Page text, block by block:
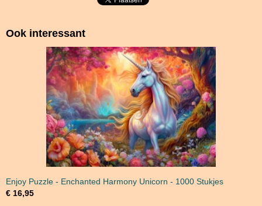
Ook interessant
Enjoy Puzzle - Enchanted Harmony Unicorn - 1000 Stukjes
€ 16,95